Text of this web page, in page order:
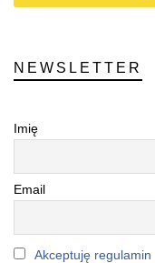
NEWSLETTER
Imię
Email
Akceptuję regulamin